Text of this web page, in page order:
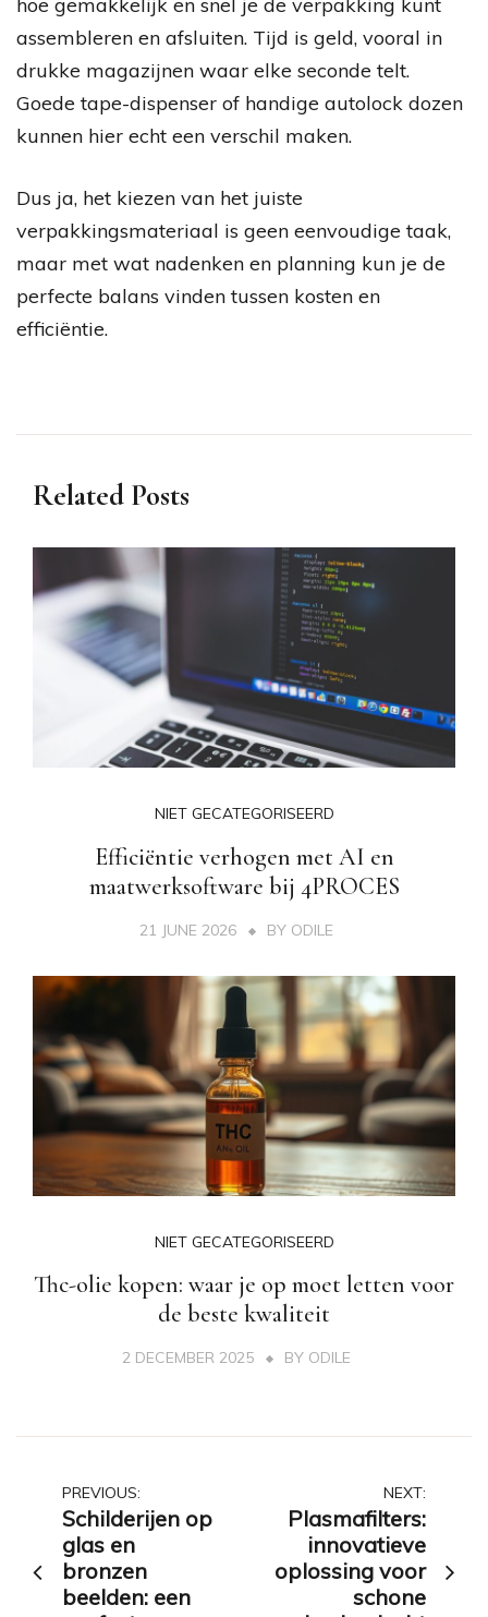
hoe gemakkelijk en snel je de verpakking kunt
assembleren en afsluiten. Tijd is geld, vooral in
drukke magazijnen waar elke seconde telt.
Goede tape-dispenser of handige autolock dozen
kunnen hier echt een verschil maken.
Dus ja, het kiezen van het juiste
verpakkingsmateriaal is geen eenvoudige taak,
maar met wat nadenken en planning kun je de
perfecte balans vinden tussen kosten en
efficiëntie.
Related Posts
NIET GECATEGORISEERD
Efficiëntie verhogen met AI en
maatwerksoftware bij 4PROCES
21 JUNE 2026 BY ODILE
NIET GECATEGORISEERD
Thc-olie kopen: waar je op moet letten voor
de beste kwaliteit
2 DECEMBER 2025 BY ODILE
Post
navigation
PREVIOUS:
Schilderijen op
glas en
bronzen
beelden: een
NEXT:
Plasmafilters:
innovatieve
oplossing voor
schone